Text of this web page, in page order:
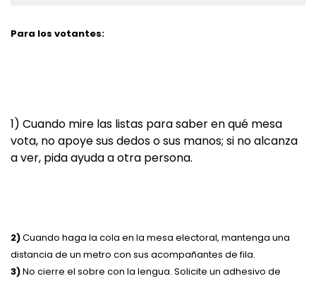
Para los votantes:
1) Cuando mire las listas para saber en qué mesa
vota, no apoye sus dedos o sus manos; si no alcanza
a ver, pida ayuda a otra persona.
2)Cuando haga la cola en la mesa electoral, mantenga una
distancia de un metro con sus acompañantes de fila.
3)No cierre el sobre con la lengua. Solicite un adhesivo de